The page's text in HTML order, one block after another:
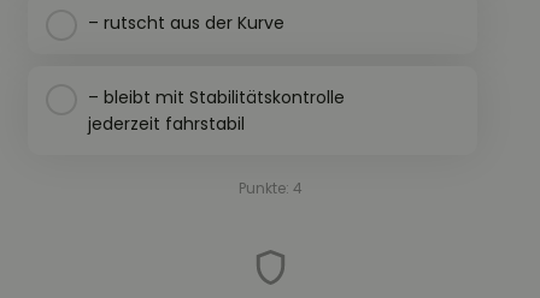
– rutscht aus der Kurve
– bleibt mit Stabilitätskontrolle
jederzeit fahrstabil
Punkte: 4